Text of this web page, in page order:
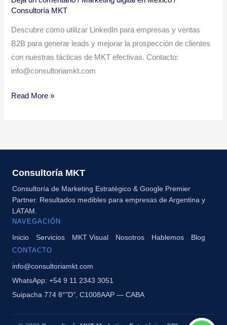
Consultoría MKT
Descubre cómo utilizar LinkedIn para empresas y ventas
B2B para generar leads y mejorar la prospección de clientes
con nuestras tácticas de MKT efectivas. Contacto:
info@consultoriamkt.com
Read More »
Consultoría MKT
Consultoría de Marketing Estratégico & Google Premier
Partner. Resultados medibles para empresas de Argentina y
LATAM.
NAVEGACIÓN
Inicio Servicios MKT Visual Nosotros Hablemos Blog
CONTACTO
info@consultoriamkt.com
WhatsApp: +54 9 11 2343 3051
Suipacha 774 8°"D", C1008AAP — CABA